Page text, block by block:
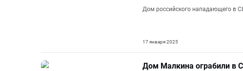
Дом российского нападающего в
17 января 2025
Дом Малкина ограбили в